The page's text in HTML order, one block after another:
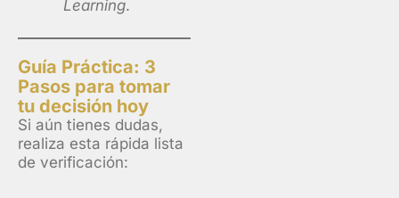
Learning.
Guía Práctica: 3
Pasos para tomar
tu decisión hoy
Si aún tienes dudas,
realiza esta rápida lista
de verificación: